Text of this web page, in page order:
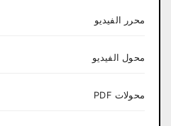
محرر الفيديو
محول الفيديو
محولات PDF